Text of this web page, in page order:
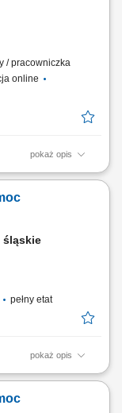
/ pracowniczka
online
pokaż opis
z
do dalszej
z harmonogramem
śląskie
pełny etat
pokaż opis
trwania: 6 godzin